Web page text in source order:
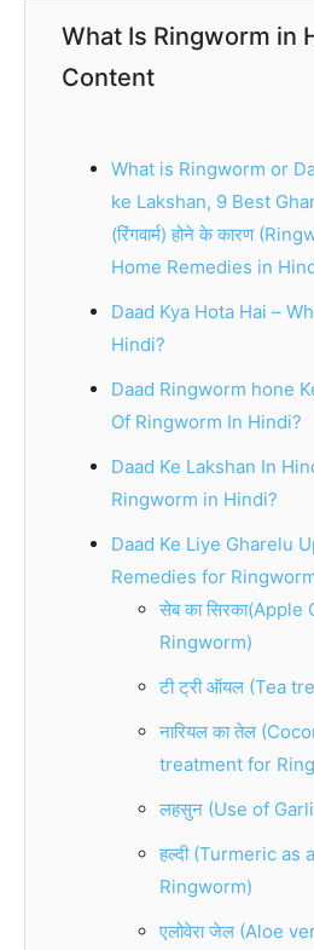
What Is Ringworm in
Content
What is Ringworm or
ke Lakshan, 9 Best
(रिंगवार्म) होने के कारण
Home Remedies in
Daad Kya Hota Hai –
Hindi?
Daad Ringworm hone
Of Ringworm In Hindi?
Daad Ke Lakshan In
Ringworm in Hindi?
Daad Ke Liye Gharelu
Remedies for
सेब का
Ringworm)
टी ट्री ऑयल (Tea
नारियल का तेल
treatment for
लहसुन (Use of
हल्दी (Turmeric
Ringworm)
एलोवेरा जेल (Aloe